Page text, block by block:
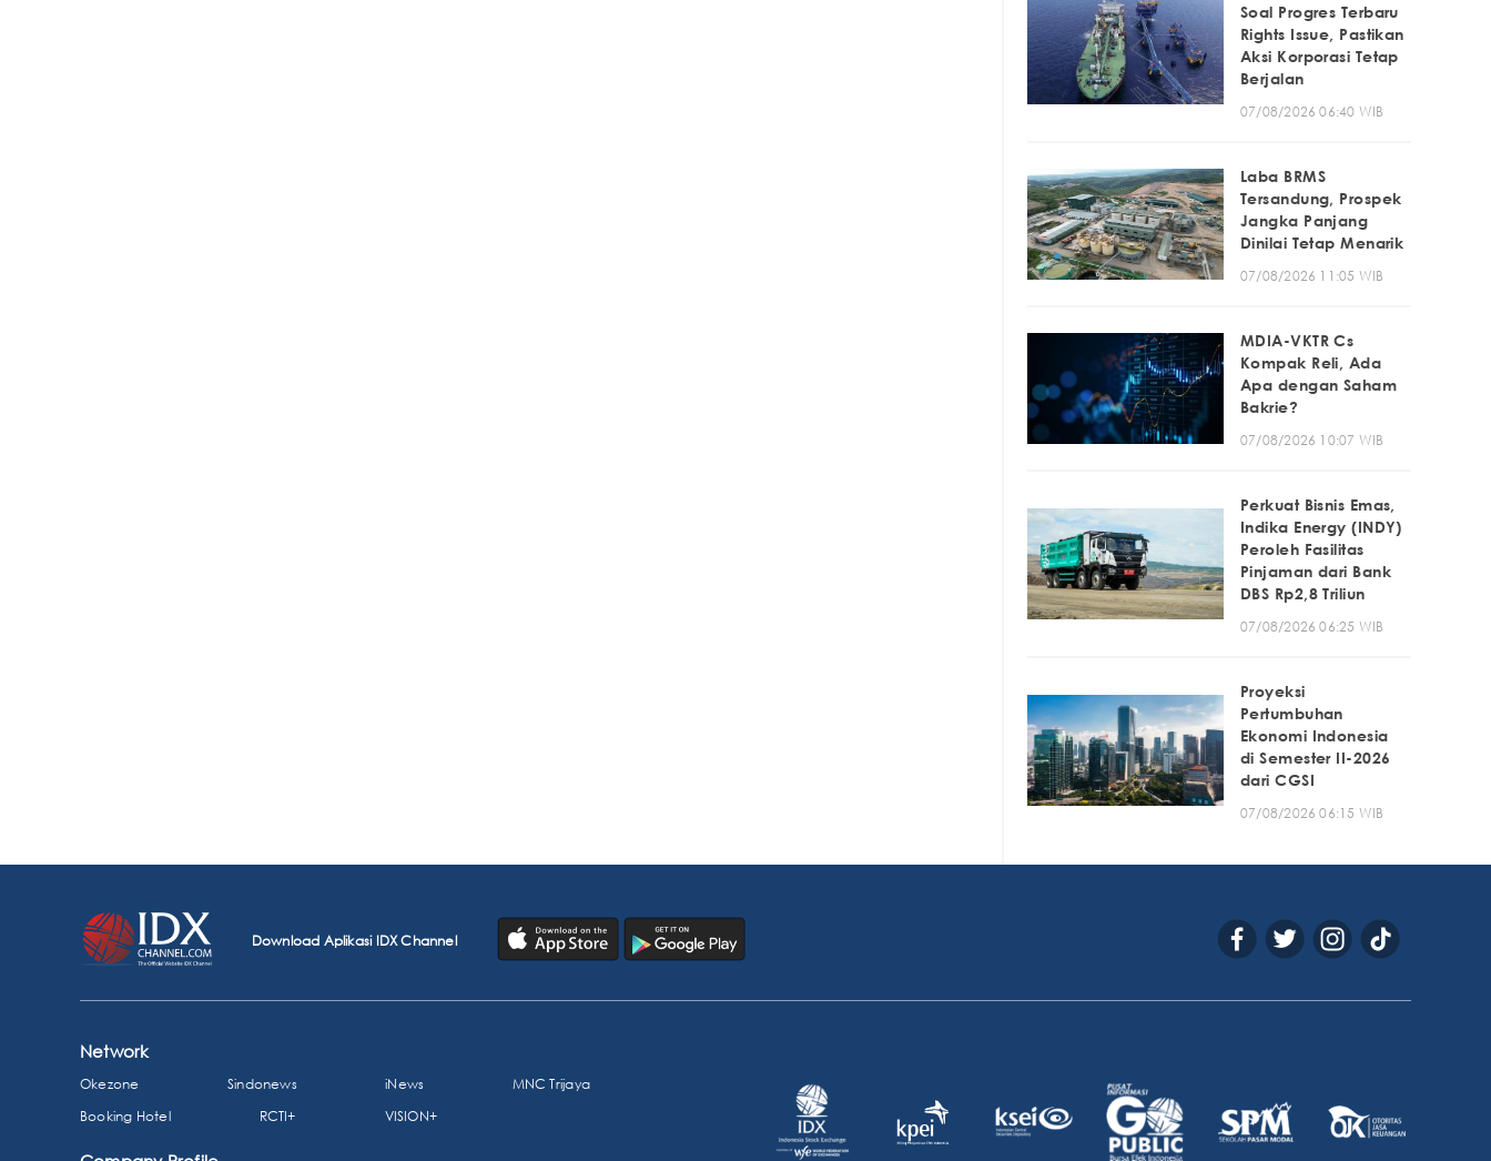
Soal Progres Terbaru
Rights Issue, Pastikan
Aksi Korporasi Tetap
Berjalan
07/08/2026 06:40 WIB
Laba BRMS
Tersandung, Prospek
Jangka Panjang
Dinilai Tetap Menarik
07/08/2026 11:05 WIB
MDIA-VKTR Cs
Kompak Reli, Ada
Apa dengan Saham
Bakrie?
07/08/2026 10:07 WIB
Perkuat Bisnis Emas,
Indika Energy (INDY)
Peroleh Fasilitas
Pinjaman dari Bank
DBS Rp2,8 Triliun
07/08/2026 06:25 WIB
Proyeksi
Pertumbuhan
Ekonomi Indonesia
di Semester II-2026
dari CGSI
07/08/2026 06:15 WIB
Download Aplikasi IDX Channel
Network
Okezone Sindonews iNews
MNC Trijaya
Booking Hotel
RCTI+ VISION+